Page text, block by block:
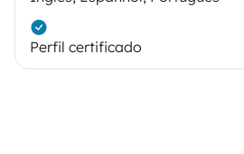
Perfil certificado